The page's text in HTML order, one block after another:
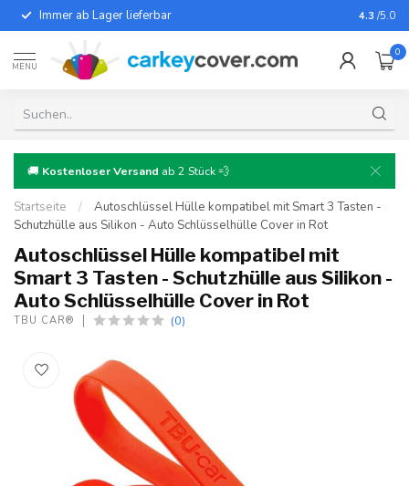
Immer ab Lager lieferbar Für fast
4.3 /5.0
MENU
0
🚚 Kostenloser Versand ab 2 Stück 💨
Startseite /
Autoschlüssel Hülle kompatibel mit Smart 3 Tasten -
Schutzhülle aus Silikon - Auto Schlüsselhülle Cover in Rot
Autoschlüssel Hülle kompatibel mit
Smart 3 Tasten - Schutzhülle aus Silikon -
Auto Schlüsselhülle Cover in Rot
TBU CAR® (0)